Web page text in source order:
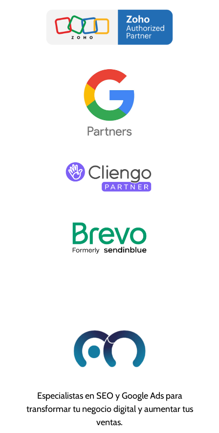
Especialistas en SEO y Google Ads para
transformar tu negocio digital y aumentar tus
ventas.